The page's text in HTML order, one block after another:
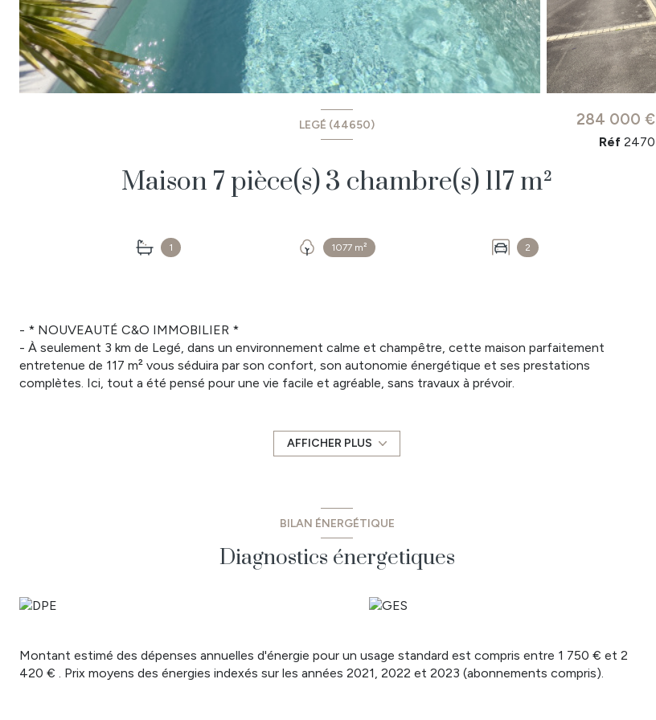
LEGÉ (44650)
Maison 7 pièce(s) 3 chambre(s) 117 m²
1 1077 m² 2
284 000 €
Réf 2470
- * NOUVEAUTÉ C&O IMMOBILIER *
- À seulement 3 km de Legé, dans un environnement calme et champêtre, cette maison parfaitement
entretenue de 117 m² vous séduira par son confort, son autonomie énergétique et ses prestations
complètes. Ici, tout a été pensé pour une vie facile et agréable, sans travaux à prévoir.
Buanderie, salle d’eau et WC indépendant complètent le rez-de-chaussée.
À l’étage, deux chambres spacieuses et un second WC offrent un espace nuit indépendant.
Autonome en eau grâce à un puits, la maison dispose également d’un système solaire "Grammer Solar" pour le
chauffage et la ventilation, complété par des panneaux photovoltaïques générant environ 2 000 € de
www.georisques.gouv.fr
- Prix : 284 000 € dont 3.17% TTC d'honoraires à la charge du vendeur.
50 63.
Legé est une commune en développement permanent, vous y trouverez: écoles primaire et élémentaire,
collèges, transports scolaires pour les lycées aux alentours, de nombreux commerces et un supermarché,
AFFICHER PLUS
BILAN ÉNERGÉTIQUE
Diagnostics énergetiques
Montant estimé des dépenses annuelles d'énergie pour un usage standard est compris entre 1 750 € et 2
420 € . Prix moyens des énergies indexés sur les années 2021, 2022 et 2023 (abonnements compris).